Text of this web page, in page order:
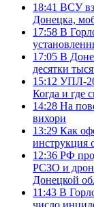
18:41 ВСУ
Донецка,
17:58 В
17:05 В
десятки
15:12 УПЛ-
Когда и где
14:28 На
вихори
13:29 Как
12:36 РФ
РСЗО и
Донецкой
11:43 В
число